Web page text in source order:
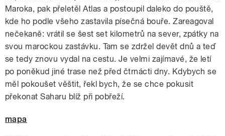
Maroka, pak přeletěl Atlas a postoupil daleko do pouště,
kde ho podle všeho zastavila písečná bouře. Zareagoval
nečekaně: vrátil se šest set kilometrů na sever, zpátky na
svou marockou zastávku. Tam se zdržel devět dnů a teď
se tedy znovu vydal na cestu. Je velmi zajímavé, že letí
po poněkud jiné trase než před čtrnácti dny. Kdybych se
měl pokoušet věštit, řekl bych, že se chce pokusit
překonat Saharu blíž při pobřeží.
mapa